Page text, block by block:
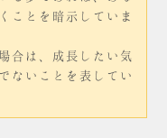
ことを暗示していま
合は、成長したい気
ないことを表してい